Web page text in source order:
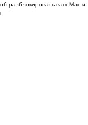
разблокировать ваш Mac и